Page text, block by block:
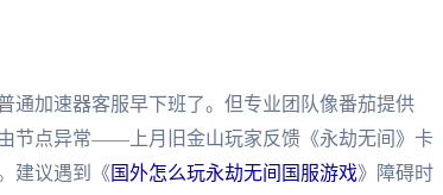
通加速器客服早下班了。但专业团队像番茄提供
节点异常——上月旧金山玩家反馈《永劫无间》卡
建议遇到《 国外怎么玩永劫无间国服游戏》障碍时